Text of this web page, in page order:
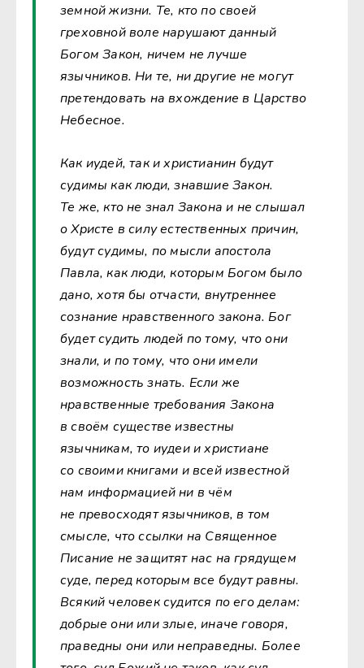
земной жизни. Те, кто по своей
греховной воле нарушают данный
Богом Закон, ничем не лучше
язычников. Ни те, ни другие не могут
претендовать на вхождение в Царство
Небесное.
Как иудей, так и христианин будут
судимы как люди, знавшие Закон.
Те же, кто не знал Закона и не слышал
о Христе в силу естественных причин,
будут судимы, по мысли апостола
Павла, как люди, которым Богом было
дано, хотя бы отчасти, внутреннее
сознание нравственного закона. Бог
будет судить людей по тому, что они
знали, и по тому, что они имели
возможность знать. Если же
нравственные требования Закона
в своём существе известны
язычникам, то иудеи и христиане
со своими книгами и всей известной
нам информацией ни в чём
не превосходят язычников, в том
смысле, что ссылки на Священное
Писание не защитят нас на грядущем
суде, перед которым все будут равны.
Всякий человек судится по его делам:
добрые они или злые, иначе говоря,
праведны они или неправедны. Более